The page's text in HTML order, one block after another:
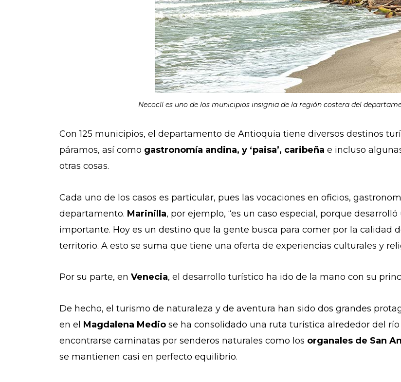
Necoclí es uno de los municipios insignia de la región costera del
Con 125 municipios, el departamento de Antioquia tiene diversos destinos
páramos, así como gastronomía andina, y ‘paisa’, caribeña e incluso
otras cosas.
Cada uno de los casos es particular, pues las vocaciones en oficios,
departamento. Marinilla, por ejemplo, “es un caso especial, porque
importante. Hoy es un destino que la gente busca para comer por la calidad
territorio. A esto se suma que tiene una oferta de experiencias culturales y
Por su parte, en Venecia, el desarrollo turístico ha ido de la mano con su
De hecho, el turismo de naturaleza y de aventura han sido dos grandes
en el Magdalena Medio se ha consolidado una ruta turística alrededor del
encontrarse caminatas por senderos naturales como los organales de San
se mantienen casi en perfecto equilibrio.